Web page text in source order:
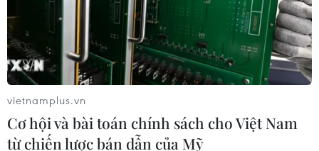
09/08/2026 08:25
Hải Phòng điều chỉnh kịch bản tăng
trưởng, quyết tâm đạt GRDP 13%
09/08/2026 08:25
vietnamplus.vn
Cơ hội và bài toán chính sách cho Việt Nam
từ chiến lược bán dẫn của Mỹ